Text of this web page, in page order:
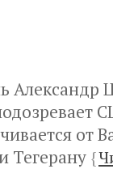
Александр
от
Тегерану {